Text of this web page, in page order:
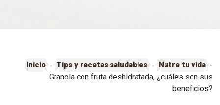
Inicio - Tips y recetas saludables - Nutre tu vida -
Granola con fruta deshidratada, ¿cuáles son sus
beneficios?